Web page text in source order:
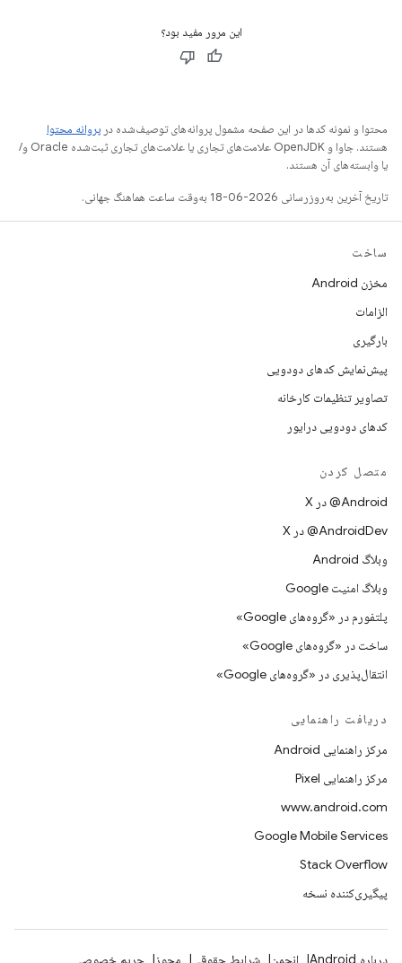
این مرور مفید بود؟
محتوا و نمونه کدها در این صفحه مشمول پروانه‌های توصیف‌شده در پروانه محتوا
هستند. جاوا و OpenJDK علامت‌های تجاری یا علامت‌های تجاری ثبت‌شده Oracle و/
یا وابسته‌های آن هستند.
تاریخ آخرین به‌روزرسانی 2026-06-18 به‌وقت ساعت هماهنگ جهانی.
ساخت
مخزن Android
الزامات
بارگیری
پیش‌نمایش کدهای دودویی
تصاویر تنظیمات کارخانه
کدهای دودویی درایور
متصل کردن
‫‎@Android در X
‫‎@AndroidDev در X
وبلاگ Android
وبلاگ امنیت Google
پلتفورم در «گروه‌های Google»
ساخت در «گروه‌های Google»
انتقال‌پذیری در «گروه‌های Google»
دریافت راهنمایی
مرکز راهنمایی Android
مرکز راهنمایی Pixel
www.android.com
Google Mobile Services
Stack Overflow
پیگیری‌کننده نسخه
درباره Android انجمن شرایط حقوقی مجوز حریم خصوصی